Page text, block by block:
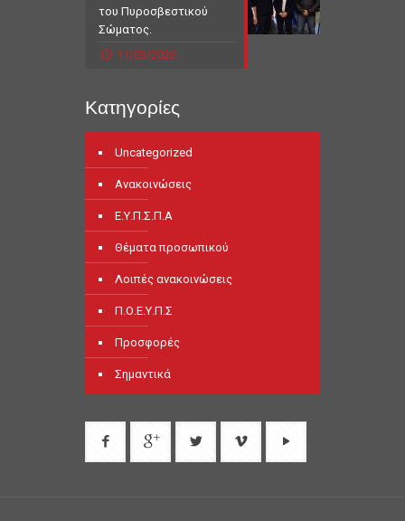
του Πυροσβεστικού
Σώματος.
11/03/2026
Κατηγορίες
Uncategorized
Ανακοινώσεις
Ε.Υ.Π.Σ.Π.Α
Θέματα προσωπικού
Λοιπές ανακοινώσεις
Π.Ο.Ε.Υ.Π.Σ
Προσφορές
Σημαντικά